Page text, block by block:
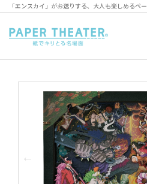
「エンスカイ」がお送りする、大人も楽しめるペ